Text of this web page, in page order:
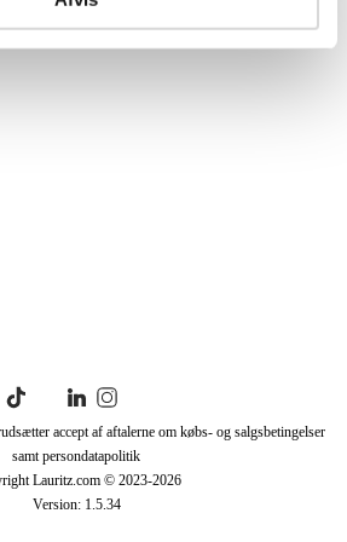
accept af aftalerne om købs- og salgsbetingelser
samt persondatapolitik
Lauritz.com © 2023-2026
Version: 1.5.34